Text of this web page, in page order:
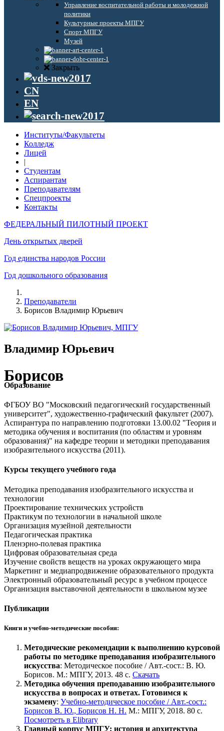
Управление воспитательной работы и молодежной
политики
Культурные проекты МПГУ
Спорт МПГУ
Музей
Закрыть
CN
EN
Институты/Факультеты
Колледж
Лицей
|
Студентам
Аспирантам
Преподавателям
Спецпроекты
Контакты
ФЕДЕРАЛЬНЫЙ ПИЛОТНЫЙ ПРОЕКТ
День открытых дверей
Год единства народов России
Год дошкольного образования
Преподаватели
Борисов Владимир Юрьевич
Владимир Юрьевич
Борисов
Образование
ФГБОУ ВО "Московский педагогический государственный
университет", художественно-графический факультет (2007).
Аспирантура по направлению подготовки 13.00.02 "Теория и
методика обучения и воспитания (по областям и уровням
образования)" на кафедре теории и методики преподавания
изобразительного искусства (2011).
Курсы текущего учебного года
Методика преподавания изобразительного искусства и
технологии
Проектирование технических устройств
Практикум по технологии в начальной школе
Организация музейной деятельности
Педагогическая практика
Пленэрно-полевая практика
Цифровая образовательная среда
Изучение свойств веществ на уроках окружающего мира
Маркетинг и медиапродвижение образовательного продукта
Электронный образовательный ресурс в учебном процессе
Организация выставочной деятельности в школьном музее
Публикации
Книги и учебно-методические пособия:
Методические рекомендации к выполнению курсовой
работы по методике преподавания изобразительного
искусства: Методическое пособие / Авт.-сост.: В. Ю.
Борисов. М.: МПГУ, 2013. 48 с. Скачать
Методика обучения преподаванию изобразительного
искусства в вопросах и ответах. Готовимся к
экзамену: Учебно-методическое пособие / Авт.-сост.:
Борисов В. Ю., Борисов Н. Н. М.: МПГУ, 2018. 80 с.
Посмотреть в Elibrary
Главный корпус МПГУ: история и архитектура